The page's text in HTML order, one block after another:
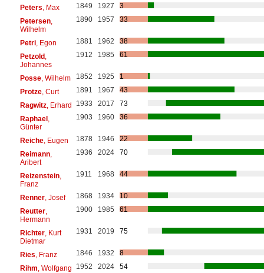
Peters , Max 1849 1927
3
Petersen,
Wilhelm
1890 1957 33
Petri, Egon 1881 1962
38
Petzold,
Johannes
1912 1985 61
Posse, Wilhelm 1852 1925
1
Protze, Curt 1891 1967
43
Ragwitz, Erhard 1933 2017
73
Raphael,
Günter
1903 1960 36
Reiche, Eugen 1878 1946
22
Reimann,
Aribert
1936 2024 70
Reizenstein,
Franz
1911 1968 44
Renner, Josef 1868 1934
10
Reutter,
Hermann
1900 1985 61
Richter, Kurt
Dietmar
1931 2019 75
Ries , Franz 1846 1932
8
Rihm , Wolfgang 1952 2024
54